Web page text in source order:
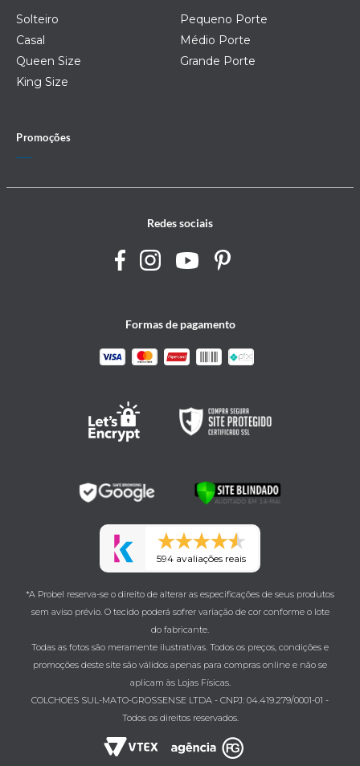
Solteiro
Casal
Queen Size
King Size
Pequeno Porte
Médio Porte
Grande Porte
Promoções
Redes sociais
Formas de pagamento
594 avaliações reais
*A Probel reserva-se o direito de alterar as especificações de seus produtos
sem aviso prévio. O tecido poderá sofrer variação de cor conforme o lote
do fabricante.
Todas as fotos são meramente ilustrativas. Todos os preços, condições e
promoções deste site são válidos apenas para compras online e não se
aplicam às Lojas Físicas.
COLCHOES SUL-MATO-GROSSENSE LTDA - CNPJ: 04.419.279/0001-01 -
Todos os direitos reservados.